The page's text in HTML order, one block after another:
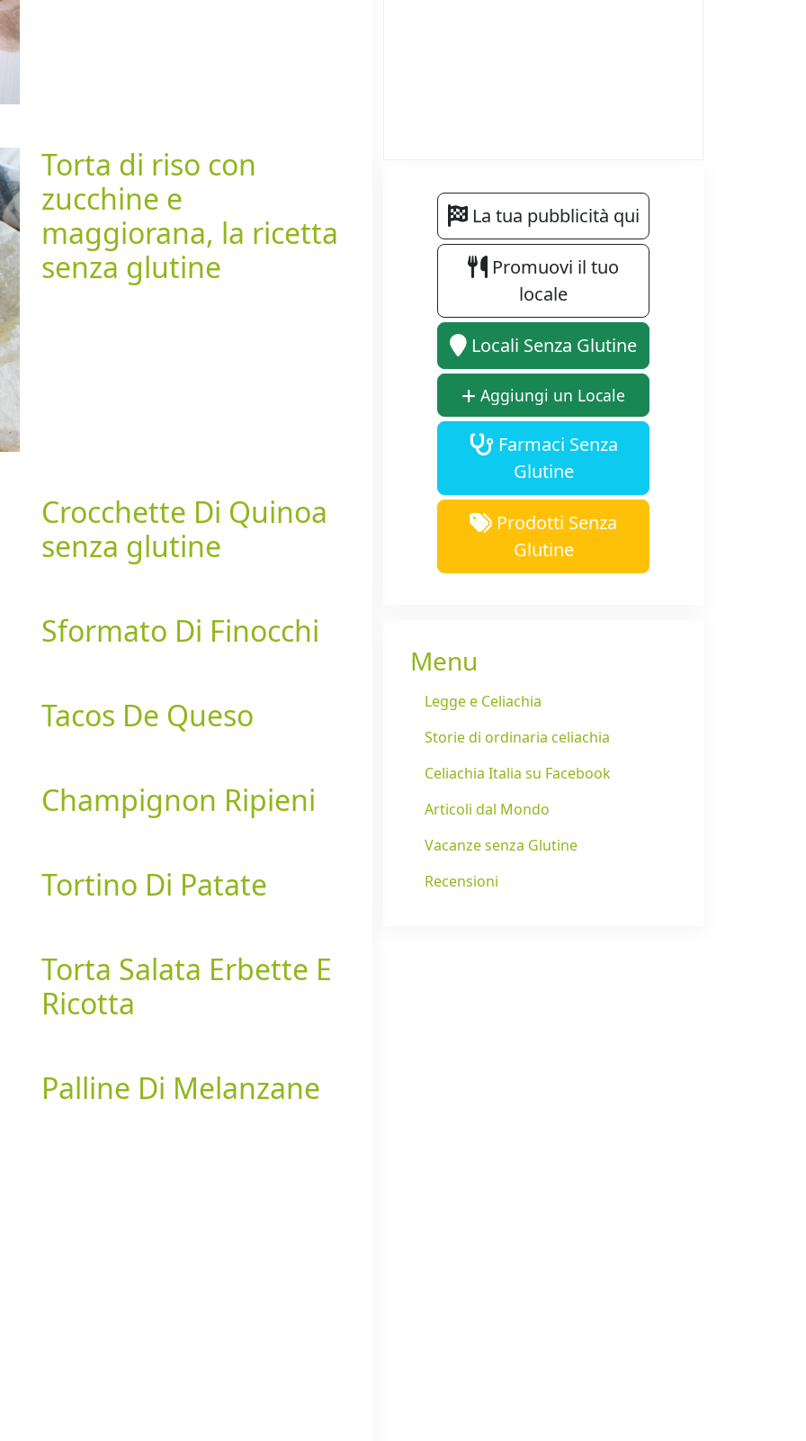
Torta di riso con
zucchine e
maggiorana, la ricetta
senza glutine
Crocchette Di Quinoa
senza glutine
Sformato Di Finocchi
Tacos De Queso
Champignon Ripieni
Tortino Di Patate
Torta Salata Erbette E
Ricotta
Palline Di Melanzane
La tua pubblicità qui
Promuovi il tuo
locale
Locali Senza Glutine
Aggiungi un Locale
Farmaci Senza
Glutine
Prodotti Senza
Glutine
Menu
Legge e Celiachia
Storie di ordinaria celiachia
Celiachia Italia su Facebook
Articoli dal Mondo
Vacanze senza Glutine
Recensioni